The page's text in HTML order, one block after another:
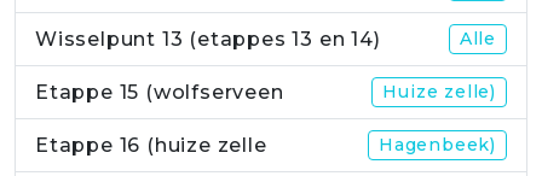
Wisselpunt 13 (etappes 13 en 14) Alle
Etappe 15 (wolfserveen Huize zelle)
Etappe 16 (huize zelle Hagenbeek)